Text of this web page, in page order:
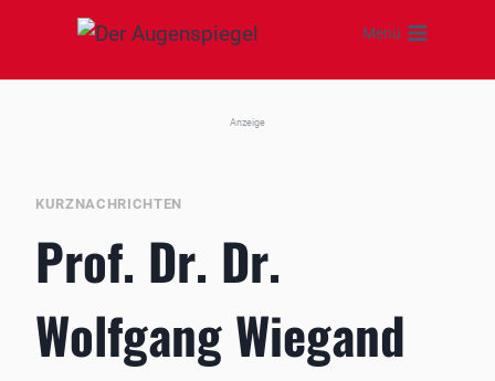
springen
Menü
Anzeige
KURZNACHRICHTEN
Prof. Dr. Dr.
Wolfgang Wiegand